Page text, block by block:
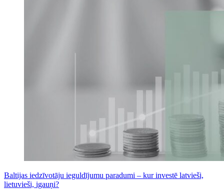
Baltijas iedzīvotāju ieguldījumu paradumi – kur investē latvieši,
lietuvieši, igauņi?